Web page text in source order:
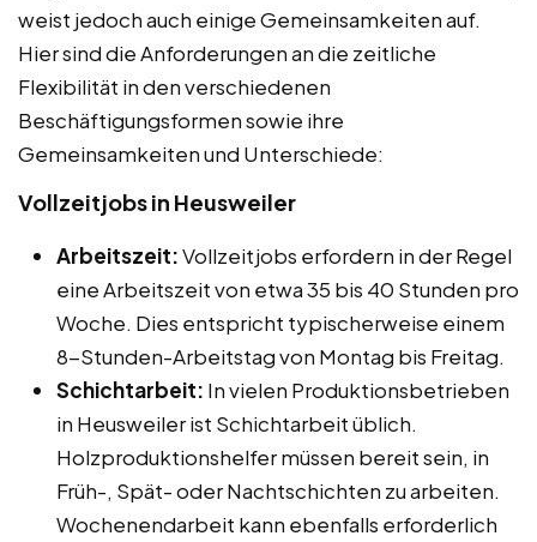
weist jedoch auch einige Gemeinsamkeiten auf.
Hier sind die Anforderungen an die zeitliche
Flexibilität in den verschiedenen
Beschäftigungsformen sowie ihre
Gemeinsamkeiten und Unterschiede:
Vollzeitjobs in Heusweiler
Arbeitszeit:Vollzeitjobs erfordern in der Regel
eine Arbeitszeit von etwa 35 bis 40 Stunden pro
Woche. Dies entspricht typischerweise einem
8-Stunden-Arbeitstag von Montag bis Freitag.
Schichtarbeit: In vielen Produktionsbetrieben
in Heusweiler ist Schichtarbeit üblich.
Holzproduktionshelfer müssen bereit sein, in
Früh-, Spät- oder Nachtschichten zu arbeiten.
Wochenendarbeit kann ebenfalls erforderlich